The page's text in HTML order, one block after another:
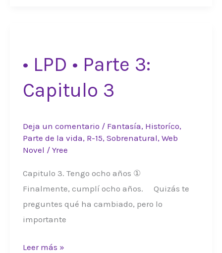
4
• LPD • Parte 3:
Capitulo 3
Deja un comentario / Fantasía, Historíco,
Parte de la vida, R-15, Sobrenatural, Web
Novel / Yree
Capitulo 3. Tengo ocho años ①
Finalmente, cumplí ocho años. Quizás te
preguntes qué ha cambiado, pero lo
importante
•Leer más »